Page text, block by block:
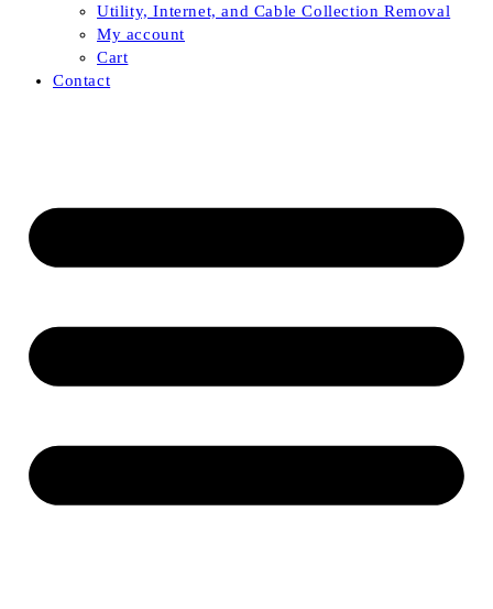
Utility, Internet, and Cable Collection Removal
My account
Cart
Contact